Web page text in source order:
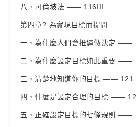
八、可倫坡法 —— 116III
第四章? 為實現目標而提問
一、為什麼人們會推遲做決定 ——
二、為什麼設定目標如此重要 ——
三、清楚地知道你的目標 —— 121
四、什麼是設定合理的目標 ——
五、正確設定目標的七條規則 ——